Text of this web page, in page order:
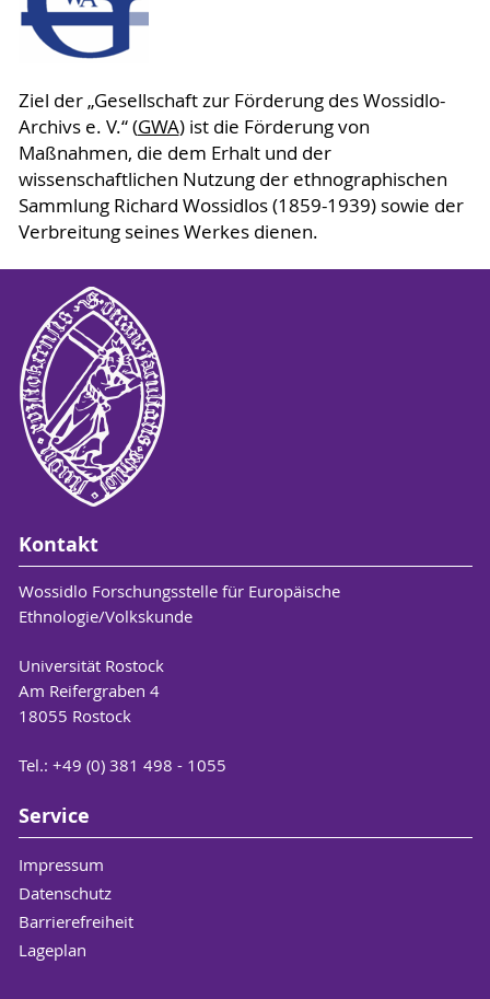
Ziel der „Gesellschaft zur Förderung des Wossidlo-
Archivs e. V.“ (GWA) ist die Förderung von
Maßnahmen, die dem Erhalt und der
wissenschaftlichen Nutzung der ethnographischen
Sammlung Richard Wossidlos (1859-1939) sowie der
Verbreitung seines Werkes dienen.
Kontakt
Wossidlo Forschungsstelle für Europäische
Ethnologie/Volkskunde
Universität Rostock
Am Reifergraben 4
18055 Rostock
Tel.: +49 (0) 381 498 - 1055
Service
Impressum
Datenschutz
Barrierefreiheit
Lageplan